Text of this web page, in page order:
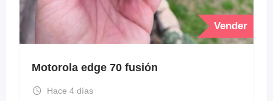
Vender
Motorola edge 70 fusión
Hace 4 días